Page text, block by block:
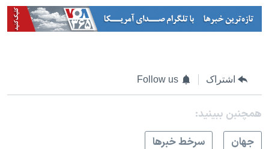
سفر پرزیدنت ترامپ به چین
اشتراک Follow us
همچنبن ببینید:
جهان
سرخط خبرها